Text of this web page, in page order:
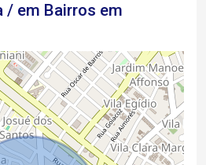
/ em Bairros em